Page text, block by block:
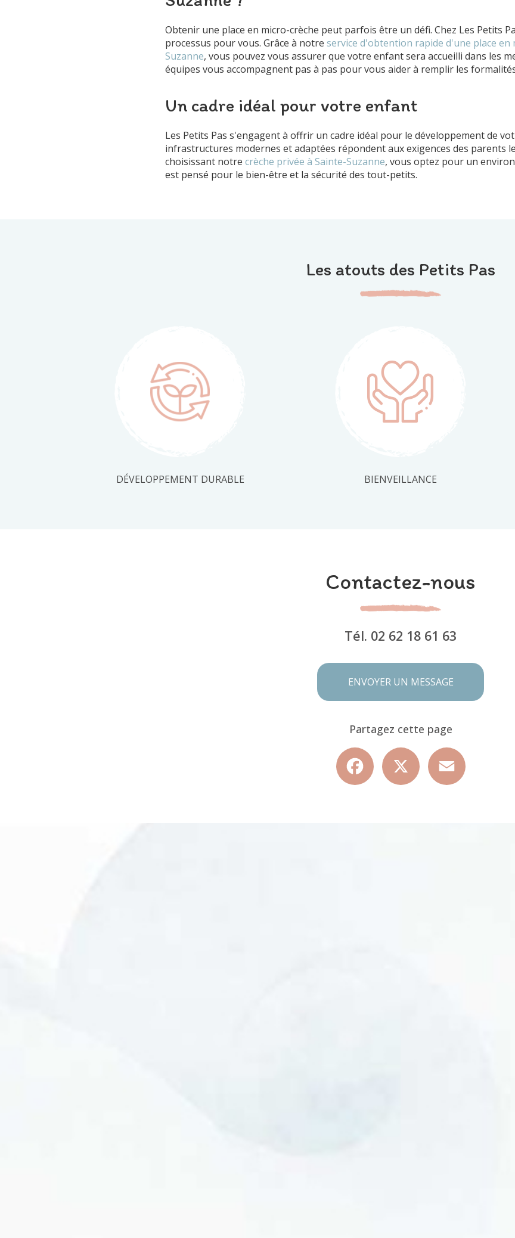
Obtenir une place en micro-crèche peut parfois être un défi. Chez Les Petits
processus pour vous. Grâce à notre service d'obtention rapide d'une place en
Suzanne, vous pouvez vous assurer que votre enfant sera accueilli dans les
équipes vous accompagnent pas à pas pour vous aider à remplir les
Un cadre idéal pour votre enfant
Les Petits Pas s'engagent à offrir un cadre idéal pour le développement de
infrastructures modernes et adaptées répondent aux exigences des parents
choisissant notre crèche privée à Sainte-Suzanne, vous optez pour un
est pensé pour le bien-être et la sécurité des tout-petits.
Les atouts des Petits Pas
DÉVELOPPEMENT DURABLE BIENVEILLANCE
Contactez-nous
Tél. 02 62 18 61 63
ENVOYER UN MESSAGE
Partagez cette page
Facebook